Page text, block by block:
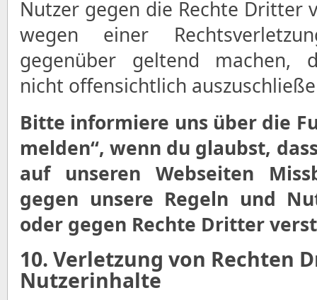
Nutzer gegen die Rechte Dritter
wegen einer
gegenüber geltend machen,
nicht offensichtlich
Bitte informiere uns über die
melden“, wenn du glaubst,
auf unseren Webseiten
gegen unsere Regeln und
oder gegen Rechte Dritter
10. Verletzung von Rechten
Nutzerinhalte